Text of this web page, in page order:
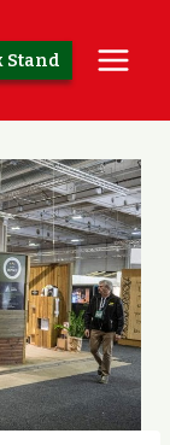
Stand